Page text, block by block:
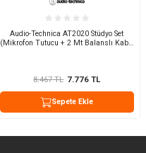
Audio-Technica AT2020 Stüdyo Set
(Mikrofon Tutucu + 2 Mt Balanslı Kablo
8.467TL 7.776 TL
Sepete Ekle